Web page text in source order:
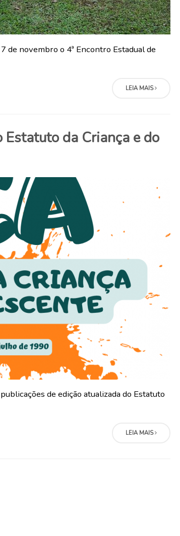
de novembro o 4ª Encontro Estadual de
LEIA MAIS
da Criança e do
de edição atualizada do Estatuto
LEIA MAIS